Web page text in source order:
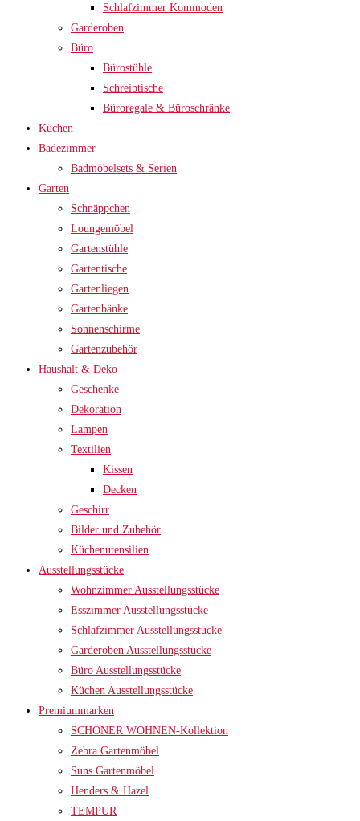
Schlafzimmer Kommoden
Garderoben
Büro
Bürostühle
Schreibtische
Büroregale & Büroschränke
Küchen
Badezimmer
Badmöbelsets & Serien
Garten
Schnäppchen
Loungemöbel
Gartenstühle
Gartentische
Gartenliegen
Gartenbänke
Sonnenschirme
Gartenzubehör
Haushalt & Deko
Geschenke
Dekoration
Lampen
Textilien
Kissen
Decken
Geschirr
Bilder und Zubehör
Küchenutensilien
Ausstellungsstücke
Wohnzimmer Ausstellungsstücke
Esszimmer Ausstellungsstücke
Schlafzimmer Ausstellungsstücke
Garderoben Ausstellungsstücke
Büro Ausstellungsstücke
Küchen Ausstellungsstücke
Premiummarken
SCHÖNER WOHNEN-Kollektion
Zebra Gartenmöbel
Suns Gartenmöbel
Henders & Hazel
TEMPUR